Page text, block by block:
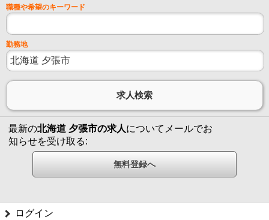
職種や希望のキーワード
勤務地
最新の北海道 夕張市の求人についてメールでお
知らせを受け取る:
ログイン